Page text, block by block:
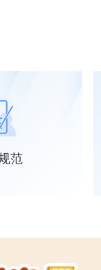
范